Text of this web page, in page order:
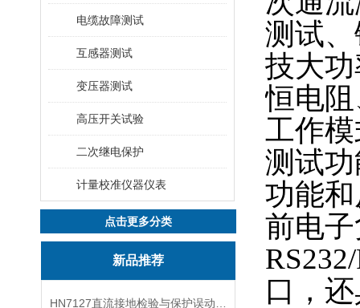
电缆故障测试
互感器测试
变压器测试
高压开关试验
二次继电保护
计量校准仪器仪表
点击更多分类
新品推荐
测试
技大
恒电
工作
测试
功能
前电
口，